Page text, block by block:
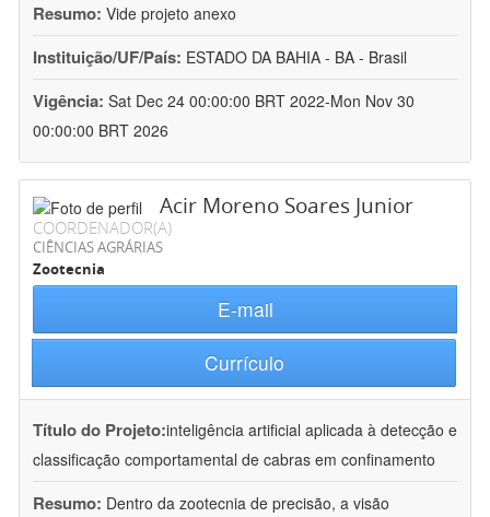
Resumo: Vide projeto anexo
Instituição/UF/País: ESTADO DA BAHIA - BA - Brasil
Vigência: Sat Dec 24 00:00:00 BRT 2022-Mon Nov 30
00:00:00 BRT 2026
Acir Moreno Soares Junior
COORDENADOR(A)
CIÊNCIAS AGRÁRIAS
Zootecnia
E-mail
Currículo
Título do Projeto:inteligência artificial aplicada à detecção e
classificação comportamental de cabras em confinamento
Resumo: Dentro da zootecnia de precisão, a visão